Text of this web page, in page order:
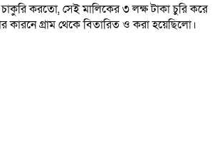
করতো, সেই মালিকের ৩ লক্ষ টাকা চুরি করে
গ্রাম থেকে বিতারিত ও করা হয়েছিলো।